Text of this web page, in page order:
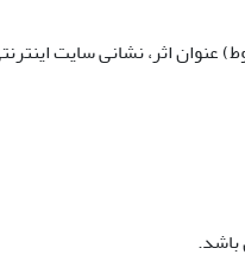
عنوان اثر، نشانی سایت